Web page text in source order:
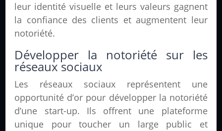
leur identité visuelle et leurs valeurs gagnent
la confiance des clients et augmentent leur
notoriété.
Développer la notoriété sur les
réseaux sociaux
Les réseaux sociaux représentent une
opportunité d’or pour développer la notoriété
d’une start-up. Ils offrent une plateforme
unique pour toucher un large public et